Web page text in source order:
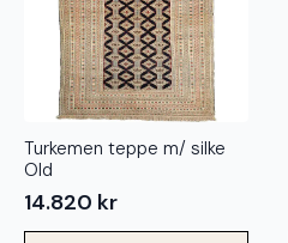
Turkemen teppe m/ silke
Old
14.820 kr